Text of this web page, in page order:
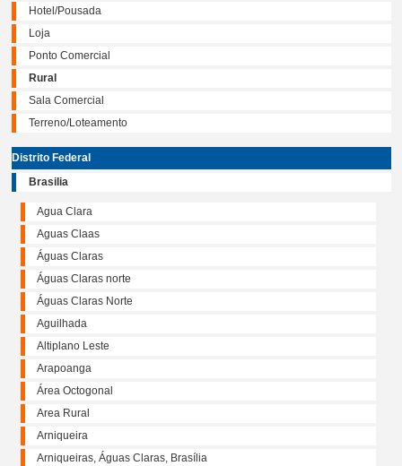
Hotel/Pousada
Loja
Ponto Comercial
Rural
Sala Comercial
Terreno/Loteamento
Distrito Federal
Brasilia
Agua Clara
Aguas Claas
Águas Claras
Águas Claras norte
Águas Claras Norte
Aguilhada
Altiplano Leste
Arapoanga
Área Octogonal
Area Rural
Arniqueira
Arniqueiras, Águas Claras, Brasília